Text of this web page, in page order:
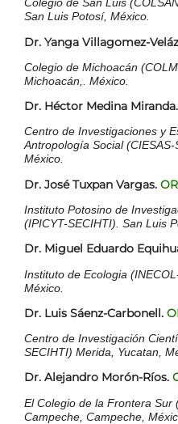
Colegio de San Luis
San Luis Potosí, México.
Dr. Yanga Villagomez-
Colegio de Michoacán
Michoacán,. México.
Dr. Héctor Medina Miranda.
Centro de Investigaciones y
Antropología Social
México.
Dr. José Tuxpan Vargas.
Instituto Potosino de
(IPICYT-SECIHTI). San Luis
Dr. Miguel Eduardo
Instituto de Ecologia
México.
Dr. Luis Sáenz-Carbonell.
Centro de Investigación
SECIHTI) Merida, Yucatan,
Dr. Alejandro Morón-Ríos.
El Colegio de la Frontera Sur
Campeche, Campeche,